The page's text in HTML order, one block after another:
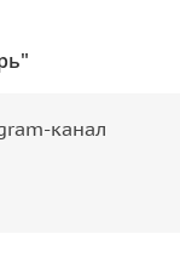
канал